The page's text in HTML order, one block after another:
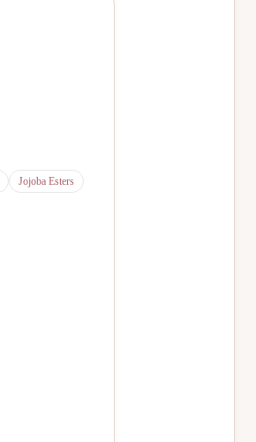
Jojoba Esters